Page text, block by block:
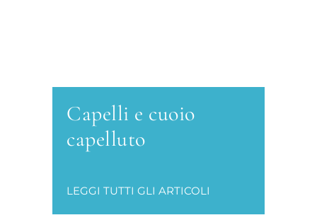
Capelli e cuoio
capelluto
LEGGI TUTTI GLI ARTICOLI